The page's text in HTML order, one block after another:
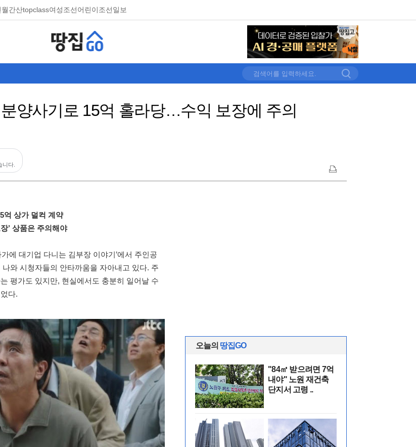
월간산topclass여성조선어린이조선일보
양사기로 15억 홀라당…수익 보장에 주의
니다.
억 상가 덜컥 계약
’ 상품은 주의해야
에 대기업 다니는 김부장 이야기’에서 주인공
와 시청자들의 안타까움을 자아내고 있다. 주
평가도 있지만, 현실에서도 충분히 일어날 수
다.
오늘의 땅집GO
"84㎡ 받으려면 7억
내야" 노원 재건축
단지서 고령 ..